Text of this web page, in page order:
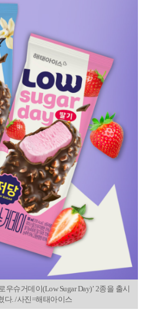
슈거데이(Low Sugar Day)’ 2종을 출시
다. /사진=해태아이스